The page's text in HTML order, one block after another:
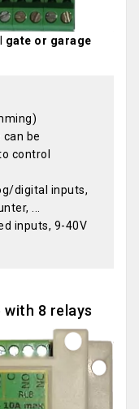
gate or garage
be
control
digital inputs,
...
inputs, 9-40V
with 8 relays